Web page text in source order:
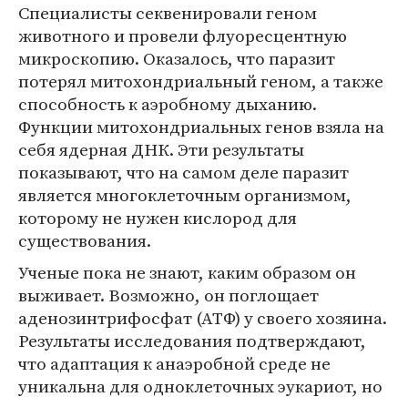
Специалисты секвенировали геном
животного и провели флуоресцентную
микроскопию. Оказалось, что паразит
потерял митохондриальный геном, а также
способность к аэробному дыханию.
Функции митохондриальных генов взяла на
себя ядерная ДНК. Эти результаты
показывают, что на самом деле паразит
является многоклеточным организмом,
которому не нужен кислород для
существования.
Ученые пока не знают, каким образом он
выживает. Возможно, он поглощает
аденозинтрифосфат (АТФ) у своего хозяина.
Результаты исследования подтверждают,
что адаптация к анаэробной среде не
уникальна для одноклеточных эукариот, но